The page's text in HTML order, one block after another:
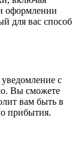
оформлении
для вас способ
с
Вы сможете
вам быть в
прибытия.